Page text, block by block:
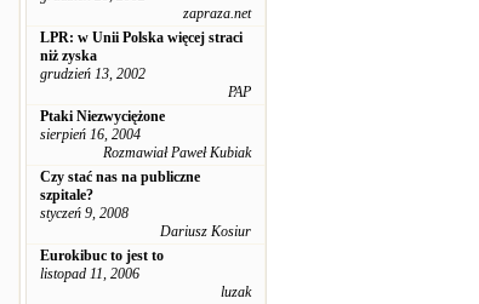
zapraza.net
LPR: w Unii Polska więcej straci
niż zyska
grudzień 13, 2002
PAP
Ptaki Niezwyciężone
sierpień 16, 2004
Rozmawiał Paweł Kubiak
Czy stać nas na publiczne
szpitale?
styczeń 9, 2008
Dariusz Kosiur
Eurokibuc to jest to
listopad 11, 2006
luzak